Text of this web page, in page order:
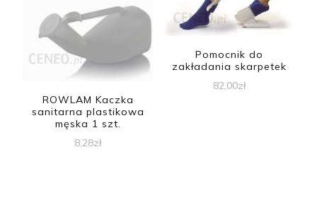
ROWLAM Kaczka
sanitarna plastikowa
męska 1 szt.
8,28zł
Pomocnik do
zakładania skarpetek
82,00zł